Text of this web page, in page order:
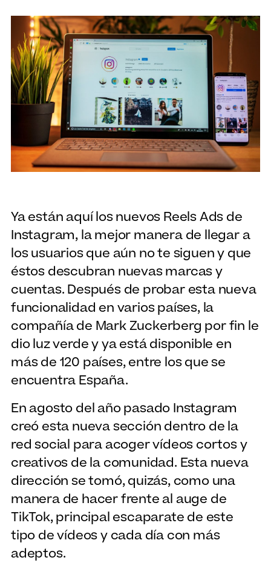
Ya están aquí los nuevos Reels Ads de
Instagram, la mejor manera de llegar a
los usuarios que aún no te siguen y que
éstos descubran nuevas marcas y
cuentas. Después de probar esta nueva
funcionalidad en varios países, la
compañía de Mark Zuckerberg por fin le
dio luz verde y ya está disponible en
más de 120 países, entre los que se
encuentra España.
En agosto del año pasado Instagram
creó esta nueva sección dentro de la
red social para acoger vídeos cortos y
creativos de la comunidad. Esta nueva
dirección se tomó, quizás, como una
manera de hacer frente al auge de
TikTok, principal escaparate de este
tipo de vídeos y cada día con más
adeptos.